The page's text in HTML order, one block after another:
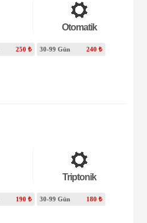
Otomatik
250 ₺ 30-99 Gün 240 ₺
Triptonik
190 ₺ 30-99 Gün 180 ₺